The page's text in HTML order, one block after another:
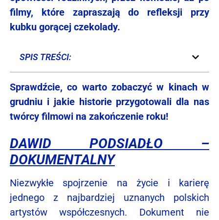
filmy, które zapraszają do refleksji przy
kubku gorącej czekolady.
SPIS TREŚCI:
Sprawdźcie, co warto zobaczyć w kinach w
grudniu i jakie historie przygotowali dla nas
twórcy filmowi na zakończenie roku!
DAWID PODSIADŁO –
DOKUMENTALNY
Niezwykłe spojrzenie na życie i karierę
jednego z najbardziej uznanych polskich
artystów współczesnych. Dokument nie